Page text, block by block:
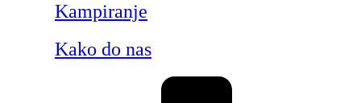
Kampiranje
Kako do nas